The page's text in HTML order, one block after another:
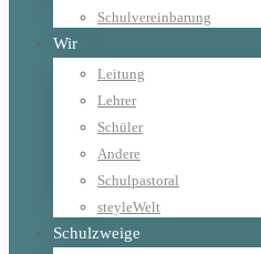
Schulvereinbarung
Wir
Leitung
Lehrer
Schüler
Andere
Schulpastoral
steyleWelt
Schulzweige